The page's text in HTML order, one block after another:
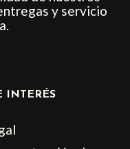
y servicio
INTERÉS